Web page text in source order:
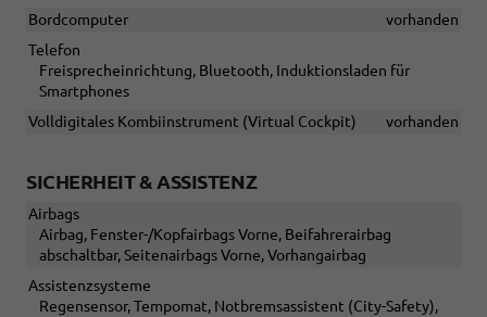
Bordcomputer
vorhanden
Telefon
Freisprecheinrichtung, Bluetooth, Induktionsladen für
Smartphones
Volldigitales Kombiinstrument (Virtual Cockpit)
vorhanden
SICHERHEIT & ASSISTENZ
Airbags
Airbag, Fenster-/Kopfairbags Vorne, Beifahrerairbag
abschaltbar, Seitenairbags Vorne, Vorhangairbag
Assistenzsysteme
Regensensor, Tempomat, Notbremsassistent (City-Safety),